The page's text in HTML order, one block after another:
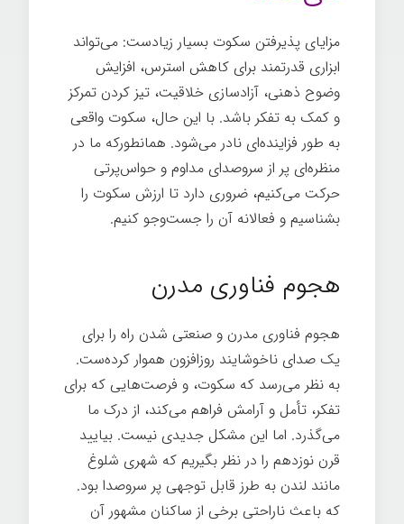
مزایای پذیرفتن سکوت بسیار زیادست: می‌تواند
ابزاری قدرتمند برای کاهش استرس، افزایش
وضوح ذهنی، آزادسازی خلاقیت، تیز کردن تمرکز
و کمک به تفکر باشد. با این حال، سکوت واقعی
به طور فزاینده‌ای نادر می‌شود. همانطورکه ما در
منظره‌ای پر از سروصدای مداوم و حواس‌پرتی
حرکت می‌کنیم، ضروری دارد تا ارزش سکوت را
بشناسیم و فعالانه آن را جست‌وجو کنیم.
هجوم فناوری مدرن
هجوم فناوری مدرن و صنعتی شدن راه را برای
یک صدای ناخوشایند روزافزون هموار کرده‌ست.
به نظر می‌رسد که سکوت، و فرصت‌هایی که برای
تفکر، تأمل و آرامش فراهم می‌کند، از درک ما
می‌گذرد. اما این مشکل جدیدی نیست. بیایید
قرن نوزدهم را در نظر بگیریم که شهری شلوغ
مانند لندن به طرز قابل توجهی پر سروصدا بود.
که باعث ناراحتی برخی از ساکنان مشهور آن